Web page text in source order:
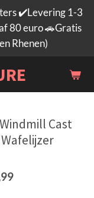
✔️Levering 1-3
80 euro 🚗Gratis
Rhenen)
Cast